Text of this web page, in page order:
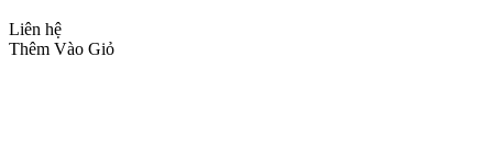
Liên hệ
Thêm Vào Giỏ